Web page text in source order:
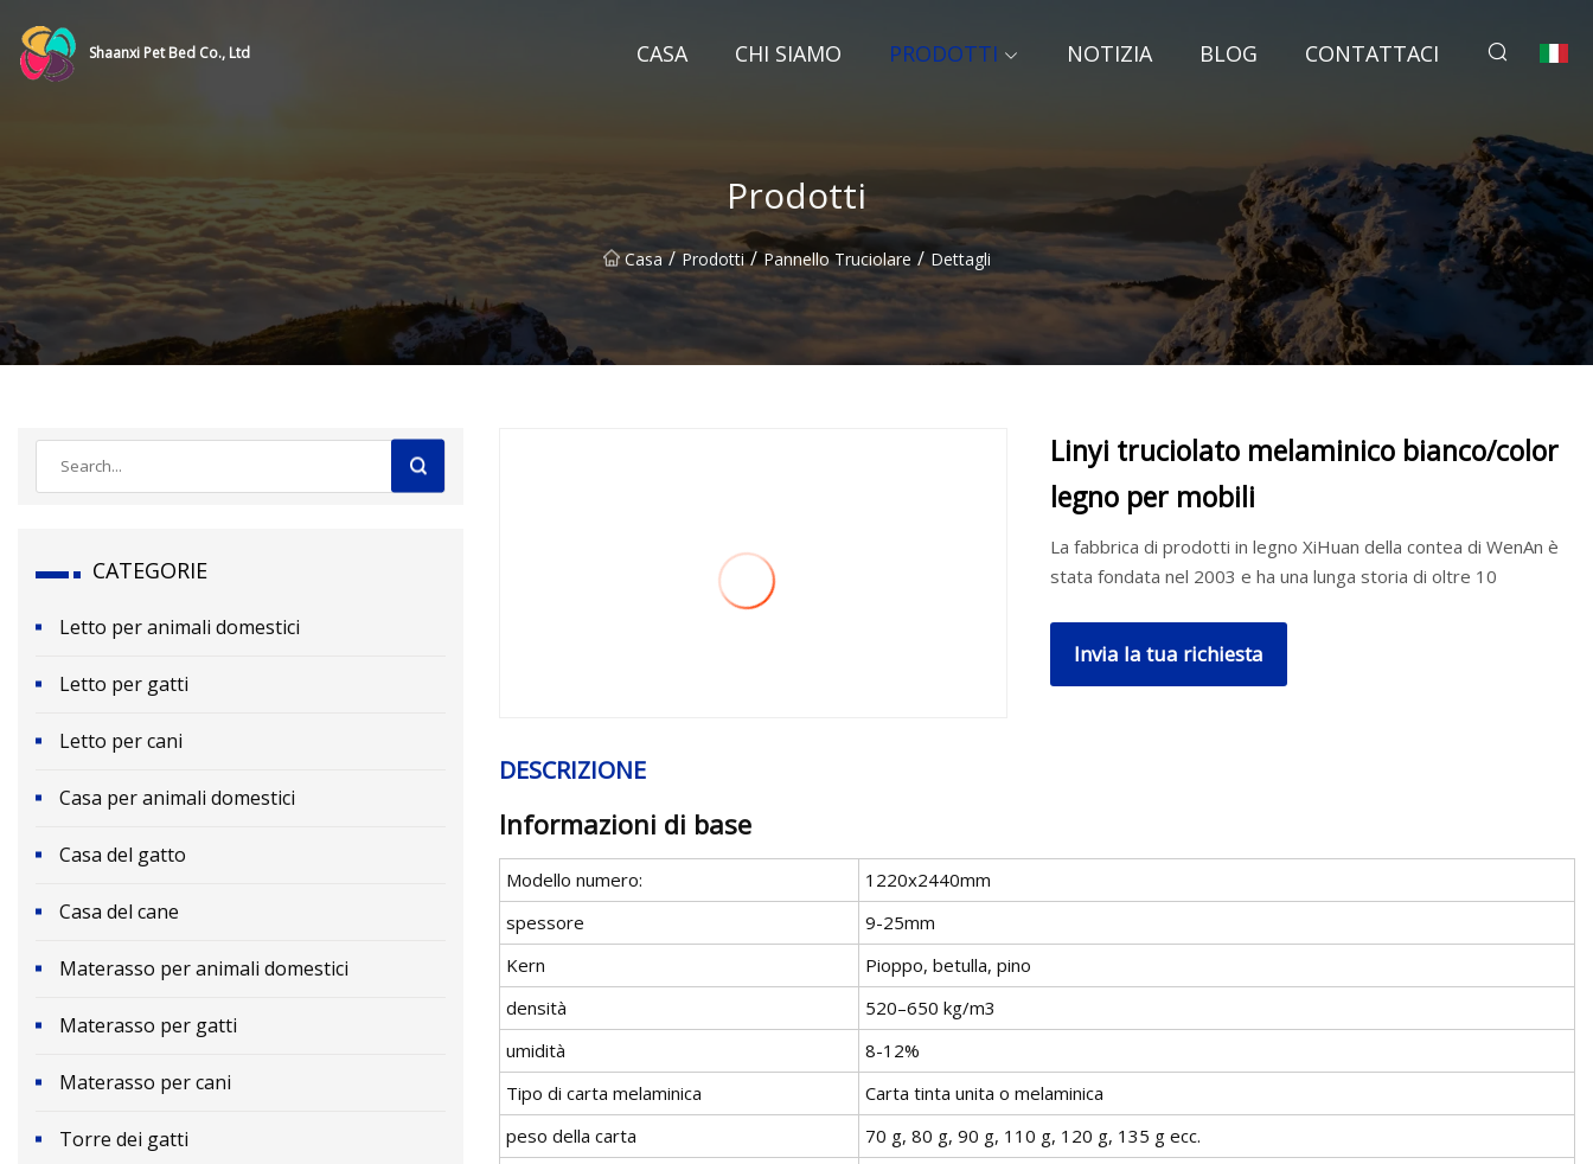
Shaanxi Pet Bed Co., Ltd CASA CHI SIAMO PRODOTTI NOTIZIA BLOG CONTATTACI
Prodotti
Casa / Prodotti / Pannello Truciolare / Dettagli
CATEGORIE
Letto per animali domestici
Letto per gatti
Letto per cani
Casa per animali domestici
Casa del gatto
Casa del cane
Materasso per animali domestici
Materasso per gatti
Materasso per cani
Torre dei gatti
Linyi truciolato melaminico bianco/color
legno per mobili
La fabbrica di prodotti in legno XiHuan della contea di WenAn è
stata fondata nel 2003 e ha una lunga storia di oltre 10
Invia la tua richiesta
DESCRIZIONE
Informazioni di base
Modello numero:
1220x2440mm
spessore
9-25mm
Kern
Pioppo, betulla, pino
densità
520–650 kg/m3
umidità
8-12%
Tipo di carta melaminica
Carta tinta unita o melaminica
peso della carta
70 g, 80 g, 90 g, 110 g, 120 g, 135 g ecc.